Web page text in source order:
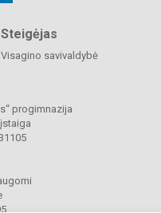
Steigėjas
Visagino savivaldybė
progimnazija